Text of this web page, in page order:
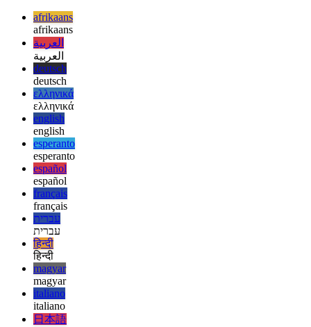
et à gérer un historique des points de données pour calculer vous-
même la vitesse.
afrikaans
afrikaans
العربية
العربية
deutsch
deutsch
ελληνικά
ελληνικά
english
english
esperanto
esperanto
español
español
français
français
עברית
עברית
हिन्दी
हिन्दी
magyar
magyar